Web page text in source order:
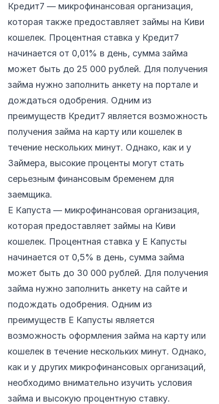
Кредит7 — микрофинансовая организация,
которая также предоставляет займы на Киви
кошелек. Процентная ставка у Кредит7
начинается от 0,01% в день, сумма займа
может быть до 25 000 рублей. Для получения
займа нужно заполнить анкету на портале и
дождаться одобрения. Одним из
преимуществ Кредит7 является возможность
получения займа на карту или кошелек в
течение нескольких минут. Однако, как и у
Займера, высокие проценты могут стать
серьезным финансовым бременем для
заемщика.
Е Капуста — микрофинансовая организация,
которая предоставляет займы на Киви
кошелек. Процентная ставка у Е Капусты
начинается от 0,5% в день, сумма займа
может быть до 30 000 рублей. Для получения
займа нужно заполнить анкету на сайте и
подождать одобрения. Одним из
преимуществ Е Капусты является
возможность оформления займа на карту или
кошелек в течение нескольких минут. Однако,
как и у других микрофинансовых организаций,
необходимо внимательно изучить условия
займа и высокую процентную ставку.